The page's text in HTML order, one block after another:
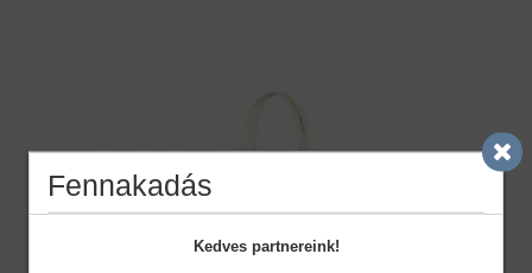
Fennakadás
Kedves partnereink!